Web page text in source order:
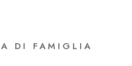
DI FAMIGLIA